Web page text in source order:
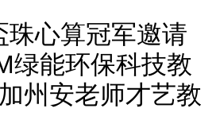
珠心算冠军邀请
绿能环保科技教
州安老师才艺教